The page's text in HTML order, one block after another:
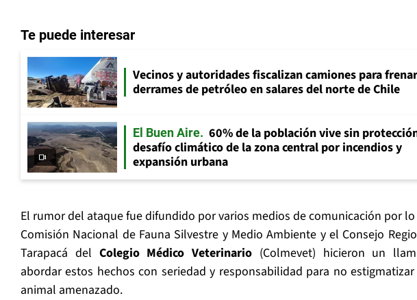
Te puede interesar
Vecinos y autoridades fiscalizan camiones para frenar
derrames de petróleo en salares del norte de Chile
El Buen Aire
60% de la población vive sin
desafío climático de la zona central por incendios y
expansión urbana
El rumor del ataque fue difundido por varios medios de comunicación por
Comisión Nacional de Fauna Silvestre y Medio Ambiente y el Consejo
Tarapacá del Colegio Médico Veterinario (Colmevet) hicieron un
abordar estos hechos con seriedad y responsabilidad para no
animal amenazado.